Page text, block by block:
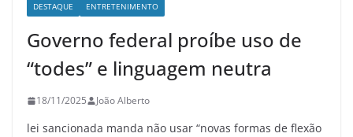
DESTAQUE ENTRETENIMENTO
Governo federal proíbe uso de
“todes” e linguagem neutra
18/11/2025 João Alberto
lei sancionada manda não usar “novas formas de flexão